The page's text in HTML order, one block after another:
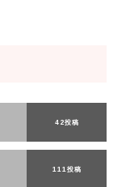
42投稿
111投稿